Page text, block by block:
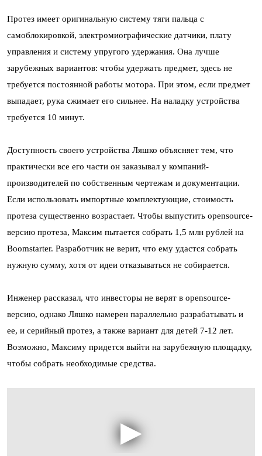
Протез имеет оригинальную систему тяги пальца с
самоблокировкой, электромиографические датчики, плату
управления и систему упругого удержания. Она лучше
зарубежных вариантов: чтобы удержать предмет, здесь не
требуется постоянной работы мотора. При этом, если предмет
выпадает, рука сжимает его сильнее. На наладку устройства
требуется 10 минут.
Доступность своего устройства Ляшко объясняет тем, что
практически все его части он заказывал у компаний-
производителей по собственным чертежам и документации.
Если использовать импортные комплектующие, стоимость
протеза существенно возрастает. Чтобы выпустить opensource-
версию протеза, Максим пытается собрать 1,5 млн рублей на
Boomstarter. Разработчик не верит, что ему удастся собрать
нужную сумму, хотя от идеи отказываться не собирается.
Инженер рассказал, что инвесторы не верят в opensource-
версию, однако Ляшко намерен параллельно разрабатывать и
ее, и серийный протез, а также вариант для детей 7-12 лет.
Возможно, Максиму придется выйти на зарубежную площадку,
чтобы собрать необходимые средства.